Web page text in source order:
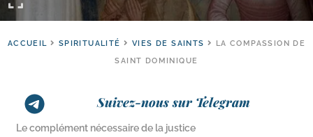
ACCUEIL SPIRITUALITÉ VIES DE SAINTS
LA COMPASSION DE
SAINT DOMINIQUE
Suivez-nous sur Telegram
Le complément nécessaire de la justice